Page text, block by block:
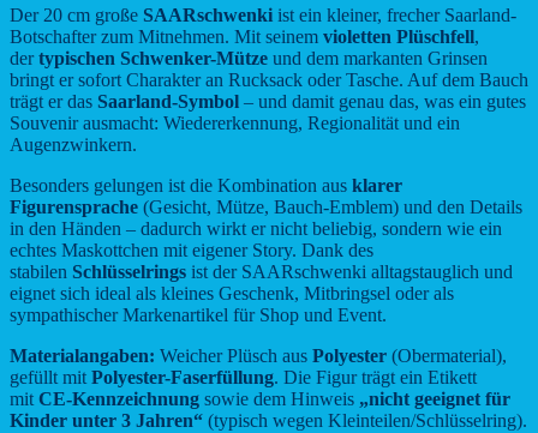
Der 20 cm große SAARschwenki ist ein kleiner, frecher Saarland-
Botschafter zum Mitnehmen. Mit seinem violetten Plüschfell,
dertypischen Schwenker-Mütze und dem markanten Grinsen
bringt er sofort Charakter an Rucksack oder Tasche. Auf dem Bauch
trägt er das Saarland-Symbol – und damit genau das, was ein gutes
Souvenir ausmacht: Wiedererkennung, Regionalität und ein
Augenzwinkern.
Besonders gelungen ist die Kombination aus klarer
Figurensprache (Gesicht, Mütze, Bauch-Emblem) und den Details
in den Händen – dadurch wirkt er nicht beliebig, sondern wie ein
echtes Maskottchen mit eigener Story. Dank des
stabilen Schlüsselrings ist der SAARschwenki alltagstauglich und
eignet sich ideal als kleines Geschenk, Mitbringsel oder als
sympathischer Markenartikel für Shop und Event.
Materialangaben: Weicher Plüsch aus Polyester (Obermaterial),
gefüllt mit Polyester-Faserfüllung. Die Figur trägt ein Etikett
mit CE-Kennzeichnung sowie dem Hinweis „nicht geeignet für
Kinder unter 3 Jahren“ (typisch wegen Kleinteilen/Schlüsselring).